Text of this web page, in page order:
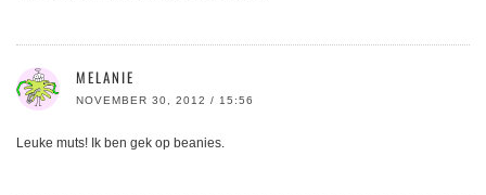
MELANIE
NOVEMBER 30, 2012 / 15:56
Leuke muts! Ik ben gek op beanies.